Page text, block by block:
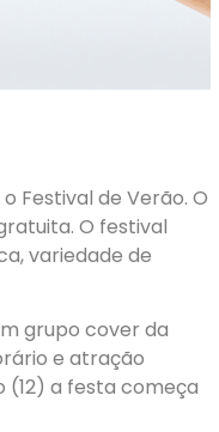
Festival de Verão. O
O festival
variedade de
grupo cover da
e atração
(12) a festa começa